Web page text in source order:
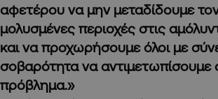
αφετέρου να μην μεταδίδουμε
μολυσμένες περιοχές στις
και να προχωρήσουμε όλοι με
σοβαρότητα να αντιμετωπίσουμε
πρόβλημα.»